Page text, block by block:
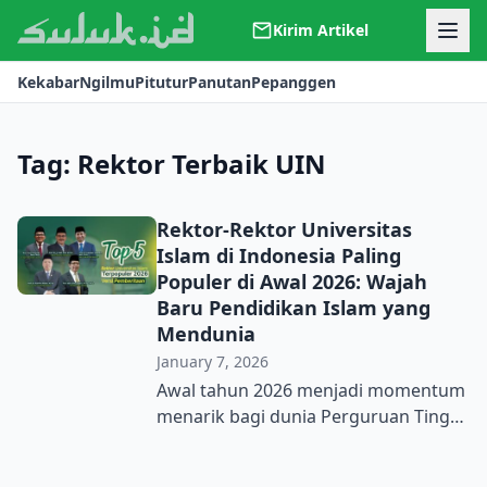
Kirim Artikel
Kerjasama
Kontak
KekabarNgilmuPituturPanutanPepanggen
Tag: Rektor Terbaik UIN
Rektor-Rektor Universitas
Islam di Indonesia Paling
Populer di Awal 2026: Wajah
Baru Pendidikan Islam yang
Mendunia
January 7, 2026
Awal tahun 2026 menjadi momentum
menarik bagi dunia Perguruan Tinggi